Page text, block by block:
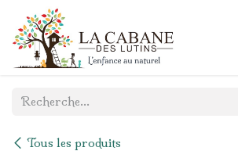
Se rendre au contenu
Tous les produits